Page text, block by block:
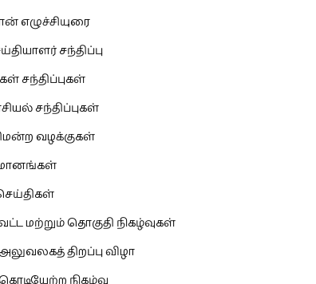
எழுச்சியுரை
சந்திப்பு
சந்திப்புகள்
சந்திப்புகள்
வழக்குகள்
மற்றும் தொகுதி நிகழ்வுகள்
திறப்பு விழா